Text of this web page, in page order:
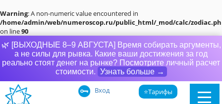
Warning: A non-numeric value encountered in
/home/admin/web/numeroscop.ru/public_html/_mod/calc/
on line90
🌿 [ВЫХОДНЫЕ 8–9 АВГУСТА] Время собирать аргументы,
а не силы для рывка. Какие ваши достижения за год
реально стоят денег на рынке? Посмотрите личный расчет
стоимости. Узнать больше →
Вход ⭐Тарифы